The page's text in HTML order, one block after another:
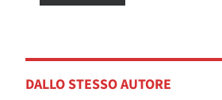
DALLO STESSO AUTORE